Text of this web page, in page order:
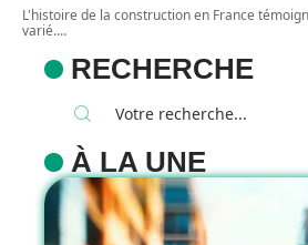
L'histoire de la construction en France
varié.…
RECHERCHE
À LA UNE